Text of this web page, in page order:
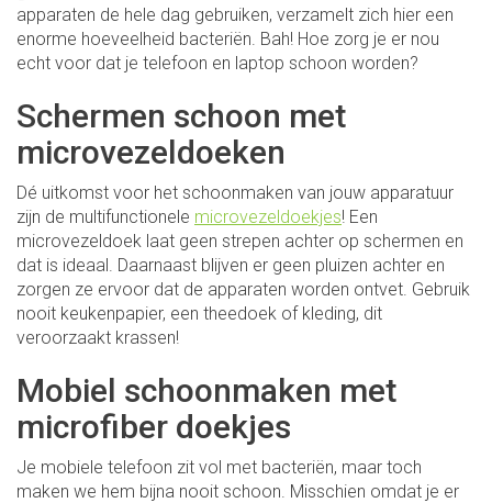
apparaten de hele dag gebruiken, verzamelt zich hier een
enorme hoeveelheid bacteriën. Bah! Hoe zorg je er nou
echt voor dat je telefoon en laptop schoon worden?
Schermen schoon met
microvezeldoeken
Dé uitkomst voor het schoonmaken van jouw apparatuur
zijn de multifunctionele microvezeldoekjes! Een
microvezeldoek laat geen strepen achter op schermen en
dat is ideaal. Daarnaast blijven er geen pluizen achter en
zorgen ze ervoor dat de apparaten worden ontvet. Gebruik
nooit keukenpapier, een theedoek of kleding, dit
veroorzaakt krassen!
Mobiel schoonmaken met
microfiber doekjes
Je mobiele telefoon zit vol met bacteriën, maar toch
maken we hem bijna nooit schoon. Misschien omdat je er